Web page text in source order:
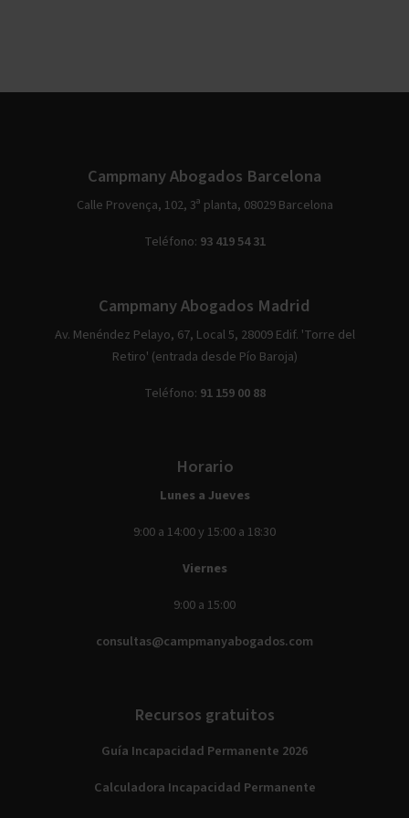
Campmany Abogados Barcelona
Calle Provença, 102, 3ª planta, 08029 Barcelona
Teléfono: 93 419 54 31
Campmany Abogados Madrid
Av. Menéndez Pelayo, 67, Local 5, 28009 Edif. 'Torre del
Retiro' (entrada desde Pío Baroja)
Teléfono: 91 159 00 88
Horario
Lunes a Jueves
9:00 a 14:00 y 15:00 a 18:30
Viernes
9:00 a 15:00
consultas@campmanyabogados.com
Recursos gratuitos
Guía Incapacidad Permanente 2026
Calculadora Incapacidad Permanente